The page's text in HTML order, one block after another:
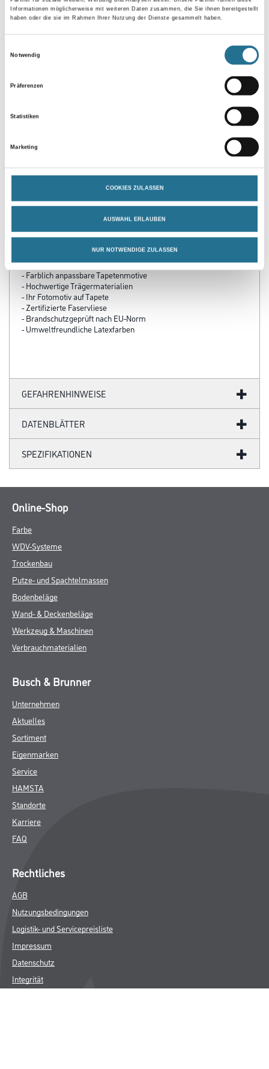
Informationen möglicherweise mit weiteren Daten zusammen, die Sie ihnen bereitgestellt
haben oder die sie im Rahmen Ihrer Nutzung der Dienste gesammelt haben.
Notwendig
Präferenzen
Statistiken
Marketing
COOKIES ZULASSEN
AUSWAHL ERLAUBEN
NUR NOTWENDIGE ZULASSEN
PRODUKTEIGENSCHAFTEN
Produkteigenschaft
- Über 100 Motive für jeden Geschmack
- Ihre individuellen Wandabmessungen
- Farblich anpassbare Tapetenmotive
- Hochwertige Trägermaterialien
- Ihr Fotomotiv auf Tapete
- Zertifizierte Faservliese
- Brandschutzgeprüft nach EU-Norm
- Umweltfreundliche Latexfarben
GEFAHRENHINWEISE
DATENBLÄTTER
SPEZIFIKATIONEN
Online-Shop
Farbe
WDV-Systeme
Trockenbau
Putze- und Spachtelmassen
Bodenbeläge
Wand- & Deckenbeläge
Werkzeug & Maschinen
Verbrauchmaterialien
Busch & Brunner
Unternehmen
Aktuelles
Sortiment
Eigenmarken
Service
HAMSTA
Standorte
Karriere
FAQ
Rechtliches
AGB
Nutzungsbedingungen
Logistik- und Servicepreisliste
Impressum
Datenschutz
Integrität